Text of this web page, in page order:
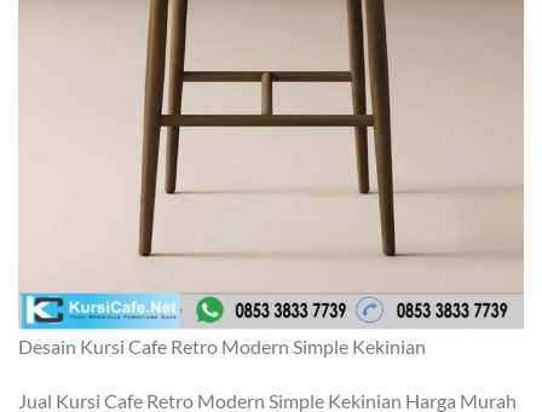
Desain Kursi Cafe Retro Modern Simple Kekinian
Jual Kursi Cafe Retro Modern Simple Kekinian Harga Murah